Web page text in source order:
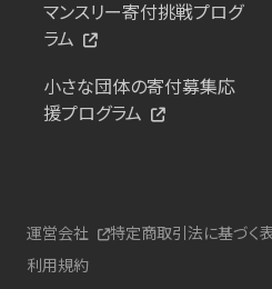
マンスリー寄付挑戦プログ
ラム
小さな団体の寄付募集応
援プログラム
運営会社 特定商取引法に基づく
利用規約